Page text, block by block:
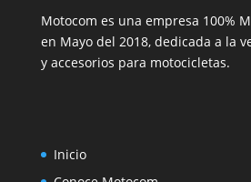
Motocom es una empresa 100%
en Mayo del 2018, dedicada a la
y accesorios para motocicletas.
Inicio